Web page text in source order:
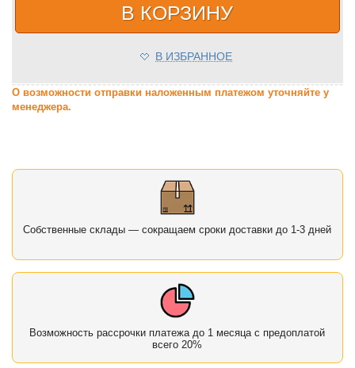
В КОРЗИНУ
В ИЗБРАННОЕ
О возможности отправки наложенным платежом уточняйте у
менеджера.
Собственные склады — сокращаем сроки доставки до 1-3 дней
Возможность рассрочки платежа до 1 месяца с предоплатой
всего 20%